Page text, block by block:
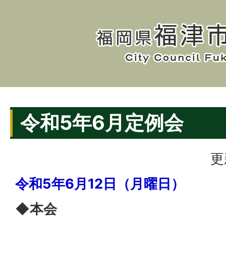
令和5年6月定例会
令和5年6月12日（月曜日）
◆本会